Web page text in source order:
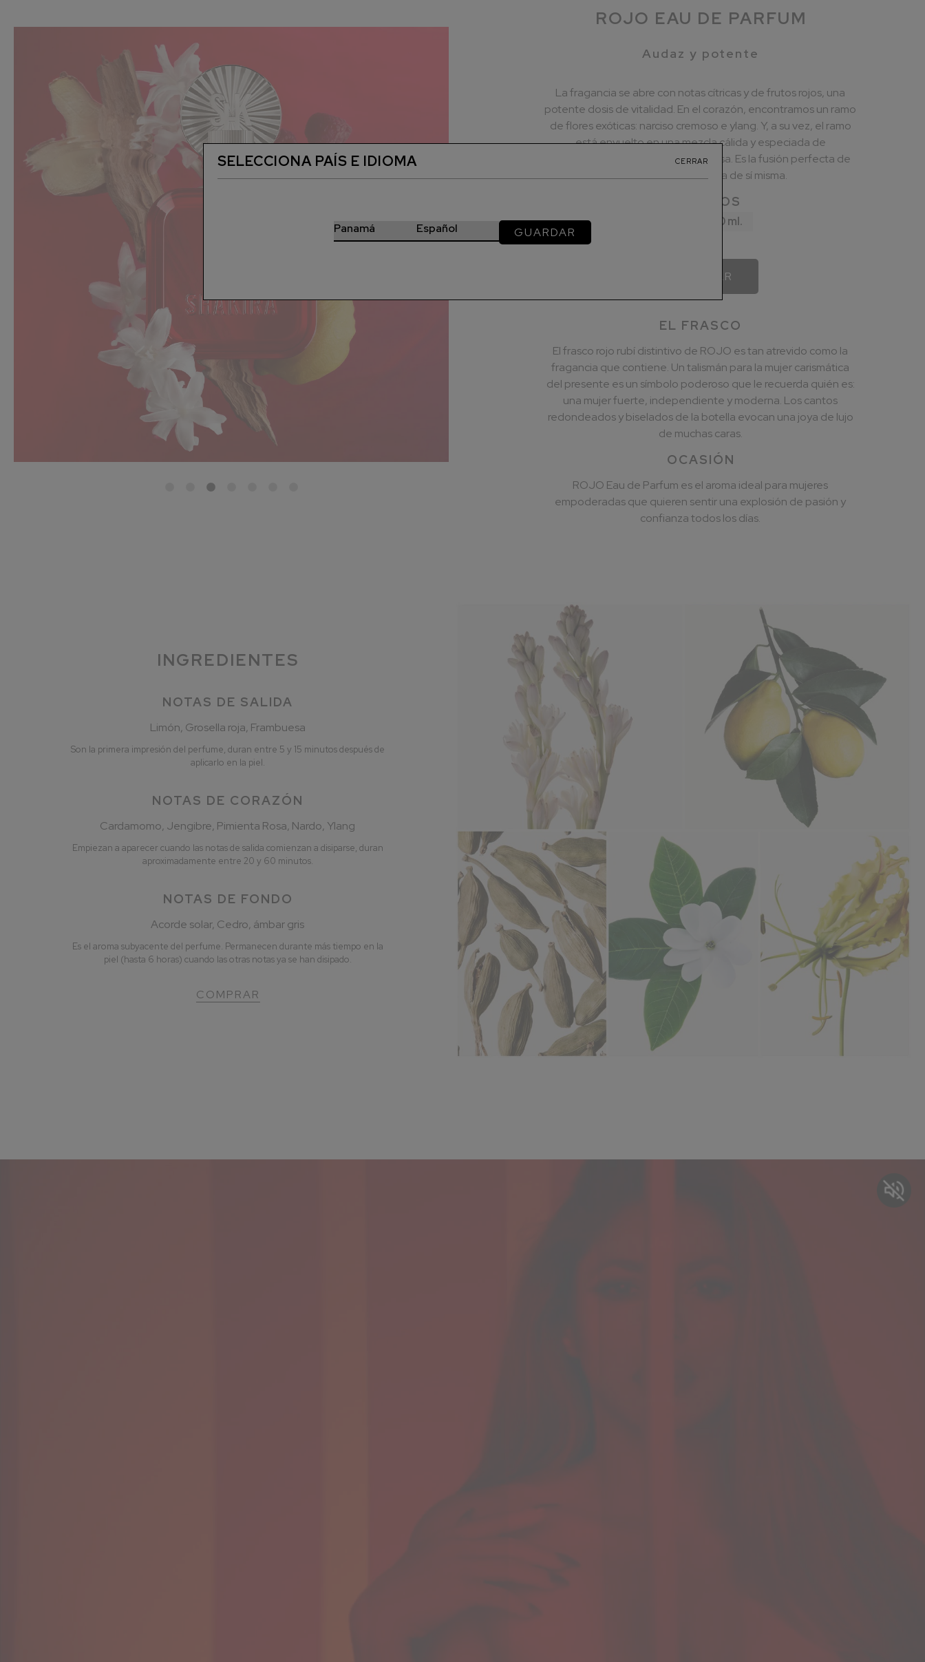
SELECCIONA PAÍS E IDIOMA CERRAR
GUARDAR
ROJO EAU DE PARFUM
Audaz y potente
La fragancia se abre con notas cítricas y de frutos rojos, una
potente dosis de vitalidad. En el corazón, encontramos un ramo
de flores exóticas: narciso cremoso e ylang. Y, a su vez, el ramo
está envuelto en una mezcla cálida y especiada de
cardamomo, jengibre y pimienta rosa. Es la fusión perfecta de
mujer atrevida y segura de sí misma.
FORMATOS
50 ml.
COMPRAR
EL FRASCO
El frasco rojo rubí distintivo de ROJO es tan atrevido como la
fragancia que contiene. Un talismán para la mujer carismática
del presente es un símbolo poderoso que le recuerda quién es:
una mujer fuerte, independiente y moderna. Los cantos
redondeados y biselados de la botella evocan una joya de lujo
de muchas caras.
OCASIÓN
ROJO Eau de Parfum es el aroma ideal para mujeres
empoderadas que quieren sentir una explosión de pasión y
confianza todos los días.
INGREDIENTES
NOTAS DE SALIDA
Limón, Grosella roja, Frambuesa
Son la primera impresión del perfume, duran entre 5 y 15 minutos después de
aplicarlo en la piel.
NOTAS DE CORAZÓN
Cardamomo, Jengibre, Pimienta Rosa, Nardo, Ylang
Empiezan a aparecer cuando las notas de salida comienzan a disiparse, duran
aproximadamente entre 20 y 60 minutos.
NOTAS DE FONDO
Acorde solar, Cedro, ámbar gris
Es el aroma subyacente del perfume. Permanecen durante más tiempo en la
piel (hasta 6 horas) cuando las otras notas ya se han disipado.
COMPRAR